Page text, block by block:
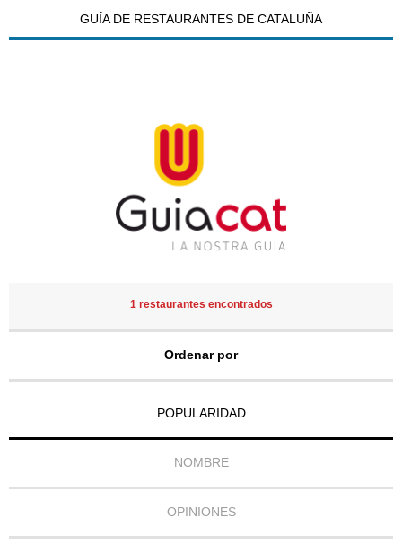
GUÍA DE RESTAURANTES DE CATALUÑA
1 restaurantes encontrados
Ordenar por
POPULARIDAD
NOMBRE
OPINIONES